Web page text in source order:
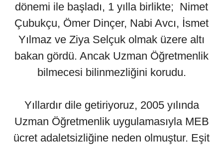
dönemi ile başladı, 1 yılla birlikte; Nimet
Çubukçu, Ömer Dinçer, Nabi Avcı, İsmet
Yılmaz ve Ziya Selçuk olmak üzere altı
bakan gördü. Ancak Uzman Öğretmenlik
bilmecesi bilinmezliğini korudu.
Yıllardır dile getiriyoruz, 2005 yılında
Uzman Öğretmenlik uygulamasıyla MEB
ücret adaletsizliğine neden olmuştur. Eşit